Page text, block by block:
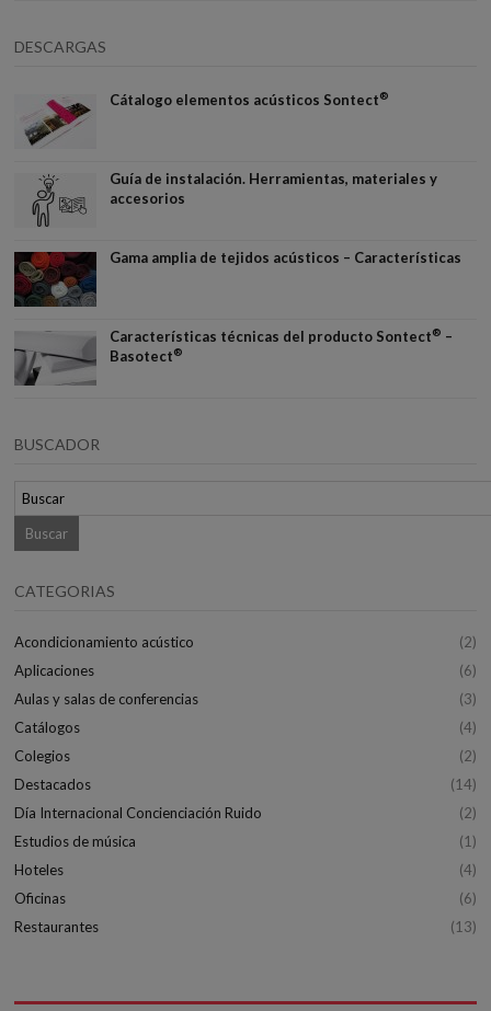
DESCARGAS
Cátalogo elementos acústicos Sontect®
Guía de instalación. Herramientas, materiales y
accesorios
Gama amplia de tejidos acústicos – Características
Características técnicas del producto Sontect® –
Basotect®
BUSCADOR
CATEGORIAS
Acondicionamiento acústico
(2)
Aplicaciones
(6)
Aulas y salas de conferencias
(3)
Catálogos
(4)
Colegios
(2)
Destacados
(14)
Día Internacional Concienciación Ruido
(2)
Estudios de música
(1)
Hoteles
(4)
Oficinas
(6)
Restaurantes
(13)